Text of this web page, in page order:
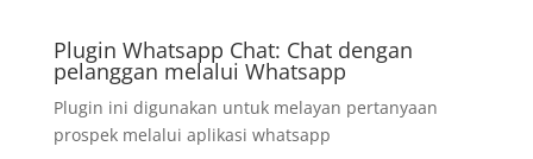
Plugin Whatsapp Chat: Chat dengan
pelanggan melalui Whatsapp
Plugin ini digunakan untuk melayan pertanyaan
prospek melalui aplikasi whatsapp